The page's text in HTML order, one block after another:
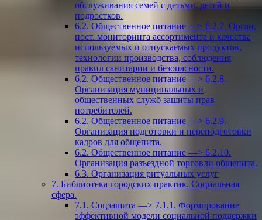
обслуживания семей с детьми, детей и
подростков.
6.2. Общественное питание —> 6.2.7. Орган.
пост. мониторинга ассортимента и качества
используемых и отпускаемых продуктов,
технологии производства, соблюдения
правил санитарии и безопасности.
6.2. Общественное питание —> 6.2.8.
Организация муниципальных и
общественных служб зашиты прав
потребителей.
6.2. Общественное питание —> 6.2.9.
Организация подготовки и переподготовки
кадров для общепита.
6.2. Общественное питание —> 6.2.10.
Организация разъездной торговли общепита.
6.3. Организация ритуальных услуг
7. Библиотека городских практик. Социальная
сфера.
7.1. Соцзащита —> 7.1.1. Формирование
эффективной модели социальной поддержки